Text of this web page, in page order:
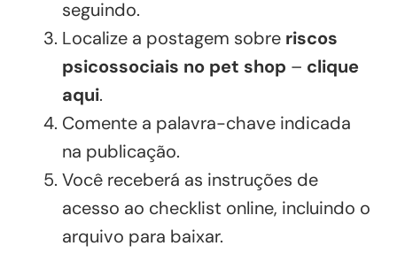
seguindo.
Localize a postagem sobre riscos
psicossociais no pet shop – clique
aqui.
Comente a palavra-chave indicada
na publicação.
Você receberá as instruções de
acesso ao checklist online, incluindo o
arquivo para baixar.